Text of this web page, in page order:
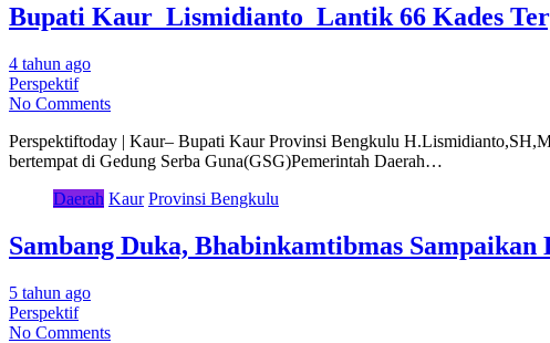
Bupati Kaur Lismidianto Lantik 66 Kades
4 tahun ago
Perspektif
No Comments
Perspektiftoday | Kaur– Bupati Kaur Provinsi Bengkulu
bertempat di Gedung Serba Guna(GSG)Pemerintah Daerah…
Daerah Kaur Provinsi Bengkulu
Sambang Duka, Bhabinkamtibmas Sampaikan
5 tahun ago
Perspektif
No Comments